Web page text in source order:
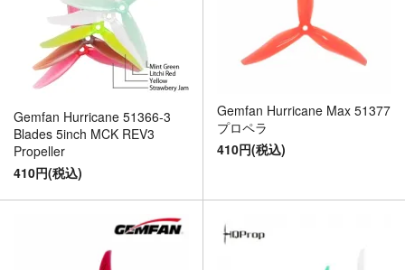
Gemfan Hurricane 51366-3
Blades 5inch MCK REV3
Propeller
410円(税込)
Gemfan Hurricane Max 51377
プロペラ
410円(税込)